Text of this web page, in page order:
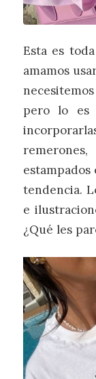
Esta es
amamos
pero lo es
tendencia.
e
¿Qué les